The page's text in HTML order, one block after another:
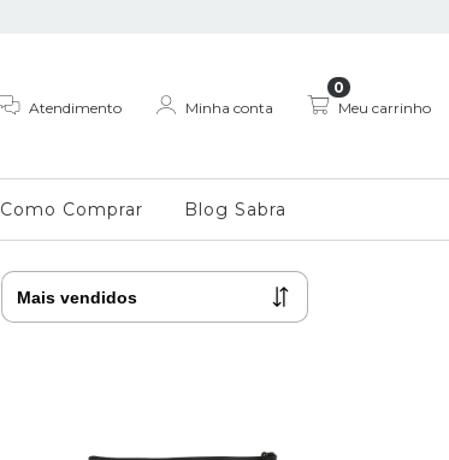
Atendimento Minha conta Meu carrinho
0
Como Comprar Blog Sabra